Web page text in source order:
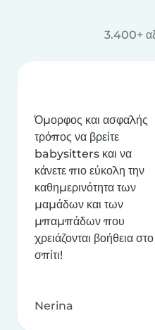
3.400+
Όμορφος και ασφαλής
τρόπος να βρείτε
babysitters και να
κάνετε πιο εύκολη την
καθημερινότητα των
μαμάδων και των
μπαμπάδων που
χρειάζονται βοήθεια στο
σπίτι!
Nerina